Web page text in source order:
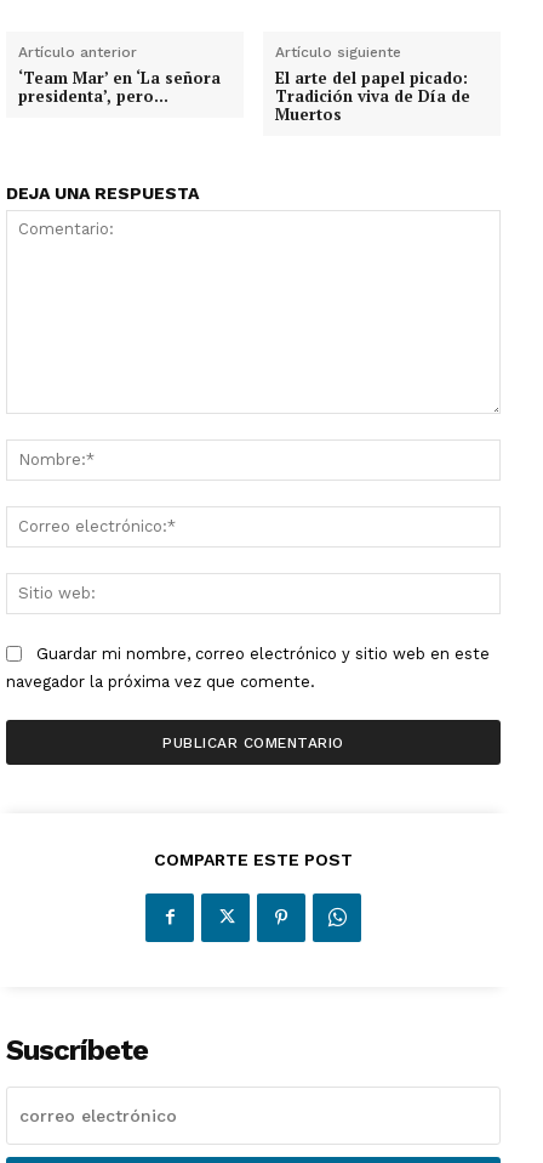
Artículo anterior
‘Team Mar’ en ‘La señora
presidenta’, pero…
Artículo siguiente
El arte del papel picado:
Tradición viva de Día de
Muertos
DEJA UNA RESPUESTA
web:
Guardar mi nombre, correo electrónico y sitio web en este
navegador la próxima vez que comente.
COMPARTE ESTE POST
Suscríbete